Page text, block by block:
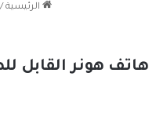
الرئيسية /
هاتف هونر القابل للطي يطلق كاميرا 200